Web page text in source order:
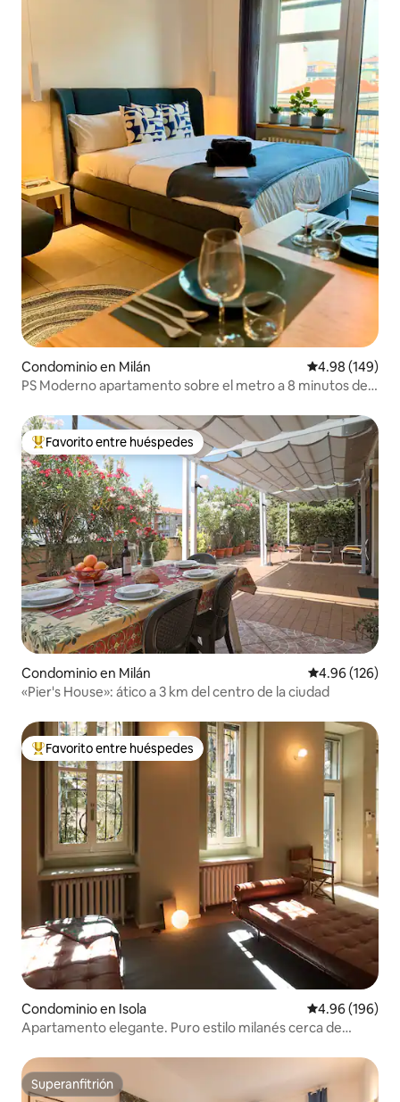
Condominio en Milán Calificación
4.98 (149)
PS Moderno apartamento sobre el metro a 8 minutos del
De los mejores en Favorito entre huéspedes
Favorito entre huéspedes
Condominio en Milán Calificación
4.96 (126)
«Pier's House»: ático a 3 km del centro de la ciudad
De los mejores en Favorito entre huéspedes
Favorito entre huéspedes
Condominio en Isola Calificación
4.96 (196)
Apartamento elegante. Puro estilo milanés cerca de
Superanfitrión
Superanfitrión